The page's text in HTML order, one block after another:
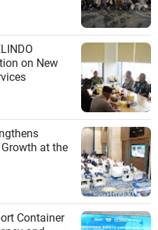
on New
at the
Container